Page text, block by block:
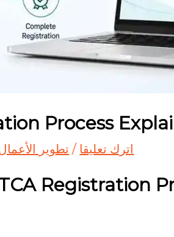
Process
اترك تعليقا / تطوير
Registration